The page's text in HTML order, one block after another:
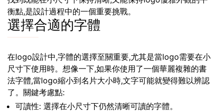
衡點,是設計過程中的一個重要挑戰。
選擇合適的字體
在logo設計中,字體的選擇至關重要,尤其是當logo需要在小
尺寸下使用時。想像一下,如果你使用了一個華麗複雜的書
法字體,當logo縮小到名片大小時,文字可能就變得難以辨認
了。關鍵考慮點:
可讀性: 選擇在小尺寸下仍然清晰可讀的字體。